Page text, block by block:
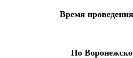
Время
По